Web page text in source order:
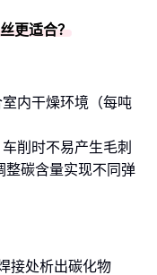
更适合？
内干燥环境（每吨
削时不易产生毛刺
整碳含量实现不同弹
接处析出碳化物